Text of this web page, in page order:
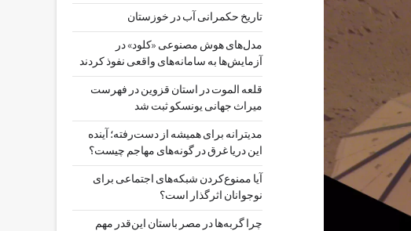
تاریخ حکمرانی آب در خوزستان
مدل‌های هوش مصنوعی «کلود» در
آزمایش‌ها به سامانه‌های واقعی نفوذ کردند
قلعه الموت در استان قزوین در فهرست
میراث جهانی یونسکو ثبت شد
مدیترانه برای همیشه از دست‌رفته؛ آینده
این دریا غرق در گونه‌های مهاجم چیست؟
آیا ممنوع‌کردن شبکه‌های اجتماعی برای
نوجوانان اثرگذار است؟
چرا گربه‌ها در مصر باستان این‌قدر مهم